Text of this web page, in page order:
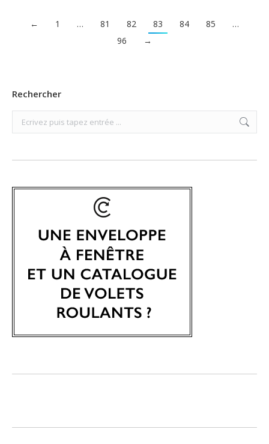
← 1 … 81 82 83 84 85
…
96
→
Rechercher
Search: